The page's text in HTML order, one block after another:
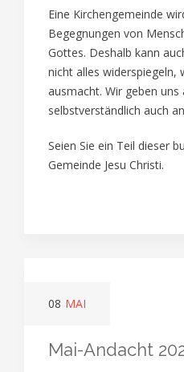
Eine Kirchengemeinde
Begegnungen von
Gottes. Deshalb kann
nicht alles widerspiegeln,
ausmacht. Wir geben
selbstverständlich auch
Seien Sie ein Teil dieser
Gemeinde Jesu Christi.
08 MAI
Mai-Andacht